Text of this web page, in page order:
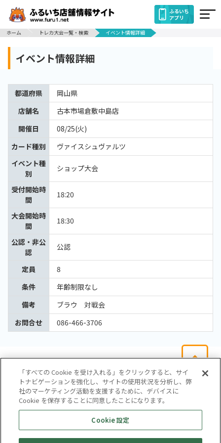
ふるいち
アプリ
ホーム
トレカ大会一覧・検索 イベント情報詳細
イベント情報詳細
都道府県
岡山県
店舗名
古本市場倉敷中島店
開催日
08/25(火)
カード種別
ヴァイスシュヴァルツ
イベント種
別
ショップ大会
受付開始時
間
18:20
大会開始時
間
18:30
公認・非公
認
公認
定員
8
条件
年齢制限なし
備考
ブラウ 対戦会
お問合せ
086-466-3706
会社概要
サイトマップ
お問い合わせ
個人情報保護方針
株式会社テイツー
「すべての Cookie を受け入れる」をクリックすると、サイ
トナビゲーションを強化し、サイトの使用状況を分析し、弊
社のマーケティング活動を支援するために、デバイスに
Cookie を保存することに同意したことになります。
Cookie 設定